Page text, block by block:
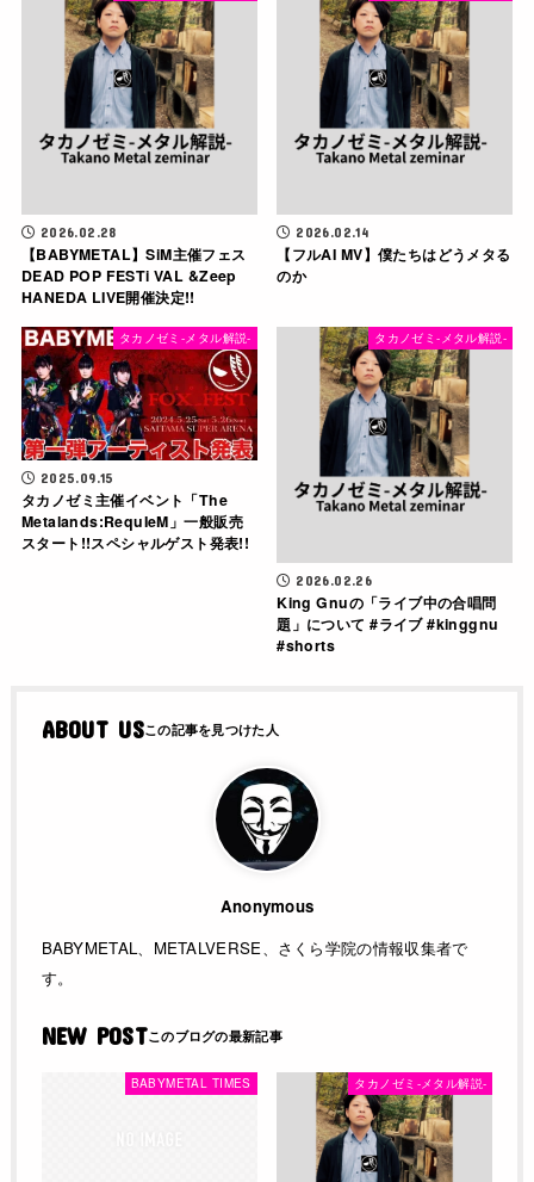
2026.02.28
【BABYMETAL】SiM主催フェス
DEAD POP FESTi VAL &Zeep
HANEDA LIVE開催決定!!
2026.02.14
【フルAI MV】僕たちはどうメタる
のか
タカノゼミ-メタル解説-
2025.09.15
タカノゼミ主催イベント「The
Metalands:RequIeM」一般販売
スタート!!スペシャルゲスト発表!!
タカノゼミ-メタル解説-
2026.02.26
King Gnuの「ライブ中の合唱問
題」について #ライブ #kinggnu
#shorts
ABOUT US
Anonymous
BABYMETAL、METALVERSE、さくら学院の情報収集者で
す。
NEW POST
BABYMETAL TIMES タカノゼミ-メタル解説-